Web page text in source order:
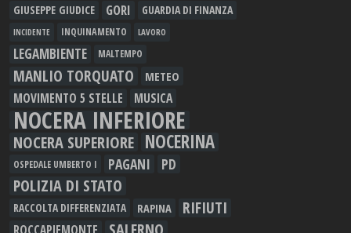
GIUSEPPE GIUDICE GORI GUARDIA DI FINANZA
INCIDENTE INQUINAMENTO LAVORO
LEGAMBIENTE MALTEMPO
MANLIO TORQUATO METEO
MOVIMENTO 5 STELLE MUSICA
NOCERA INFERIORE
NOCERA SUPERIORE NOCERINA
OSPEDALE UMBERTO I PAGANI PD
POLIZIA DI STATO
RACCOLTA DIFFERENZIATA RAPINA RIFIUTI
ROCCAPIEMONTE